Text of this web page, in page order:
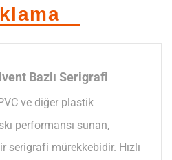
Bazlı Serigrafi
ve diğer plastik
performansı sunan,
serigrafi mürekkebidir. Hızlı